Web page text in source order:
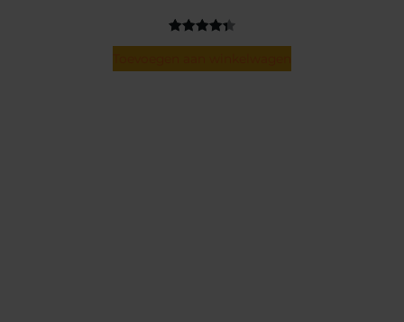
Gewaardeerd
5